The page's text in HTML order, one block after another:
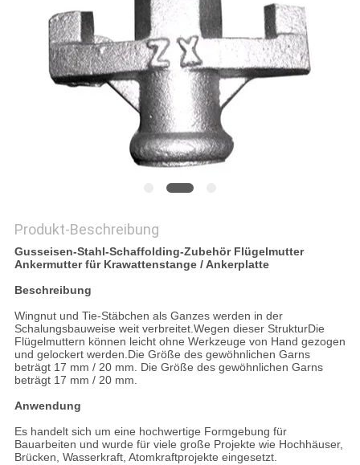
DATENSCHUTZRICHTLINIE
Produkt-Beschreibung
Gusseisen-Stahl-Schaffolding-Zubehör Flügelmutter
Ankermutter für Krawattenstange / Ankerplatte
Beschreibung
Wingnut und Tie-Stäbchen als Ganzes werden in der
Schalungsbauweise weit verbreitet.Wegen dieser StrukturDie
Flügelmuttern können leicht ohne Werkzeuge von Hand gezogen
und gelockert werden.Die Größe des gewöhnlichen Garns
beträgt 17 mm / 20 mm. Die Größe des gewöhnlichen Garns
beträgt 17 mm / 20 mm.
Anwendung
Es handelt sich um eine hochwertige Formgebung für
Bauarbeiten und wurde für viele große Projekte wie Hochhäuser,
Brücken, Wasserkraft, Atomkraftprojekte eingesetzt.